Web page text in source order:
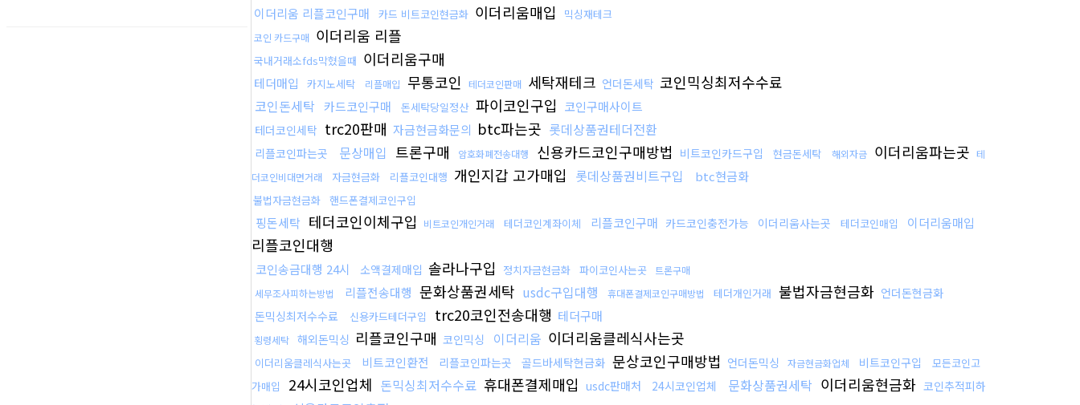
이더리움 리플코인구매 카드 비트코인현금화 이더리움매입 믹싱재테크
코인 카드구매 이더리움 리플
국내거래소fds막혔을때 이더리움구매
테더매입 카지노세탁 리플매입 무통코인 테더코인판매 세탁재테크 언더돈세탁 코인믹싱최저수수료
코인돈세탁 카드코인구매 돈세탁당일정산 파이코인구입 코인구매사이트
테더코인세탁 trc20판매 자금현금화문의 btc파는곳 롯데상품권테더전환
리플코인파는곳 문상매입 트론구매 암호화폐전송대행 신용카드코인구매방법 비트코인카드구입 현금돈세탁 해외자금 이더리움파는곳 테
더코인비대면거래
자금현금화 리플코인대행 개인지갑 고가매입 롯데상품권비트구입 btc현금화
불법자금현금화 핸드폰결제코인구입
핑돈세탁 테더코인이체구입 비트코인개인거래 테더코인계좌이체 리플코인구매 카드코인충전가능 이더리움사는곳 테더코인매입 이더리움매입
리플코인대행
코인송금대행 24시 소액결제매입 솔라나구입 정치자금현금화 파이코인사는곳
트론구매
세무조사피하는방법
리플전송대행 문화상품권세탁 usdc구입대행 휴대폰결제코인구매방법 테더개인거래 불법자금현금화 언더돈현금화
돈믹싱최저수수료
신용카드테더구입 trc20코인전송대행 테더구매
횡령세탁 해외돈믹싱 리플코인구매 코인믹싱 이더리움 이더리움클레식사는곳
이더리움클레식사는곳 비트코인환전 리플코인파는곳 골드바세탁현금화 문상코인구매방법 언더돈믹싱 자금현금화업체 비트코인구입
모든코인고
가매입
24시코인업체 돈믹싱최저수수료 휴대폰결제매입 usdc판매처 24시코인업체 문화상품권세탁 이더리움현금화 코인추적피하